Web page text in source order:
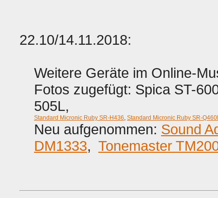
22.10/14.11.2018:
Weitere Geräte im Online-
Fotos zugefügt: Spica ST-
505L,
Standard Micronic Ruby SR-H436, Standard Micronic Ruby SR-
Neu aufgenommen: Sound
DM1333, Tonemaster